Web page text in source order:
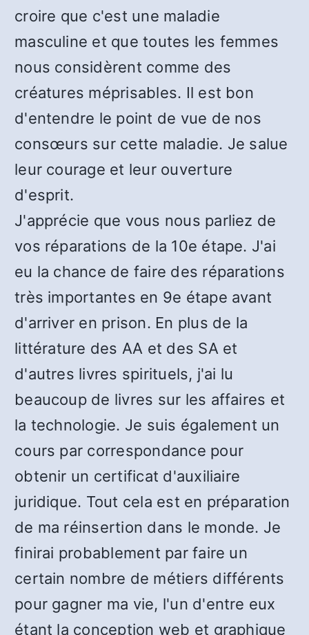
croire que c'est une maladie
masculine et que toutes les femmes
nous considèrent comme des
créatures méprisables. Il est bon
d'entendre le point de vue de nos
consœurs sur cette maladie. Je salue
leur courage et leur ouverture
d'esprit.
J'apprécie que vous nous parliez de
vos réparations de la 10e étape. J'ai
eu la chance de faire des réparations
très importantes en 9e étape avant
d'arriver en prison. En plus de la
littérature des AA et des SA et
d'autres livres spirituels, j'ai lu
beaucoup de livres sur les affaires et
la technologie. Je suis également un
cours par correspondance pour
obtenir un certificat d'auxiliaire
juridique. Tout cela est en préparation
de ma réinsertion dans le monde. Je
finirai probablement par faire un
certain nombre de métiers différents
pour gagner ma vie, l'un d'entre eux
étant la conception web et graphique